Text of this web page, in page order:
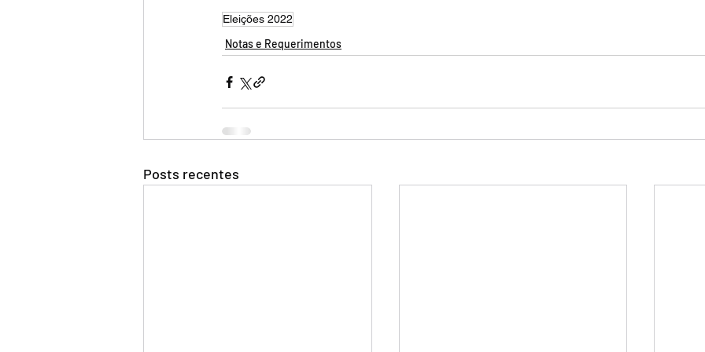
Eleições 2022
Notas e Requerimentos
Posts recentes